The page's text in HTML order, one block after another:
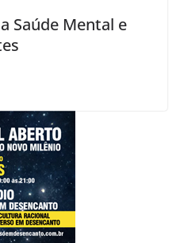
Saúde Mental e